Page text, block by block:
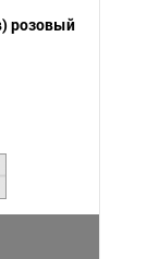
розовый